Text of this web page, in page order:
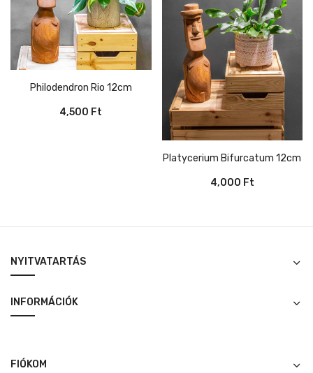
Philodendron Rio 12cm
4,500 Ft
Platycerium Bifurcatum 12cm
4,000 Ft
NYITVATARTÁS
INFORMÁCIÓK
FIÓKOM